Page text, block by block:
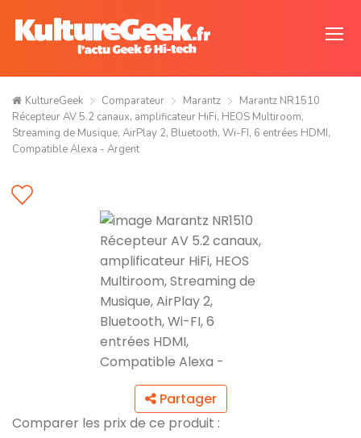
KultureGeek Comparateur Marantz
Marantz NR1510
Récepteur AV 5.2 canaux, amplificateur HiFi, HEOS Multiroom,
Streaming de Musique, AirPlay 2, Bluetooth, Wi-FI, 6 entrées HDMI,
Compatible Alexa - Argent
Partager
Comparer les prix de ce produit :